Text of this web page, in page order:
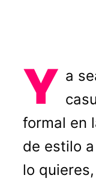
Y a
formal en
de estilo
lo